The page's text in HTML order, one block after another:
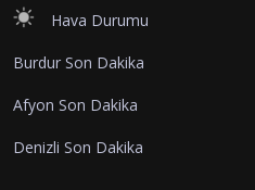
Hava Durumu
Burdur Son Dakika
Afyon Son Dakika
Denizli Son Dakika